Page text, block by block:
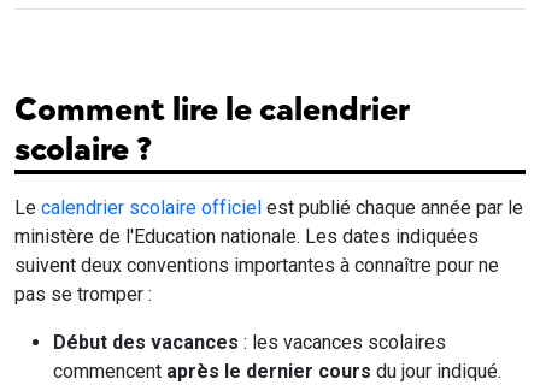
Comment lire le calendrier
scolaire ?
Le calendrier scolaire officiel est publié chaque année par le
ministère de l'Education nationale. Les dates indiquées
suivent deux conventions importantes à connaître pour ne
pas se tromper :
Début des vacances : les vacances scolaires
commencent après le dernier cours du jour indiqué.